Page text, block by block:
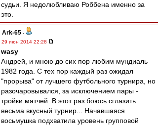
судьи. Я недолюбливаю Роббена именно за
это.
Ark-65 -
29 июн 2014 22:28
wasy
Андрей, и мною до сих пор любим мундиаль
1982 года. С тех пор каждый раз ожидал
"прорыва" от лучшего футбольного турнира, но
разочаровывался, за исключением пары -
тройки матчей. В этот раз боюсь сглазить
весьма вкусный турнир... Начавшаяся
восьмушка подхватила уровень групповой